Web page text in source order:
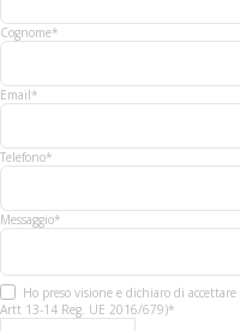
Cognome*
Email*
Telefono*
Messaggio*
Ho preso visione e dichiaro di
Artt 13-14 Reg. UE 2016/679)*